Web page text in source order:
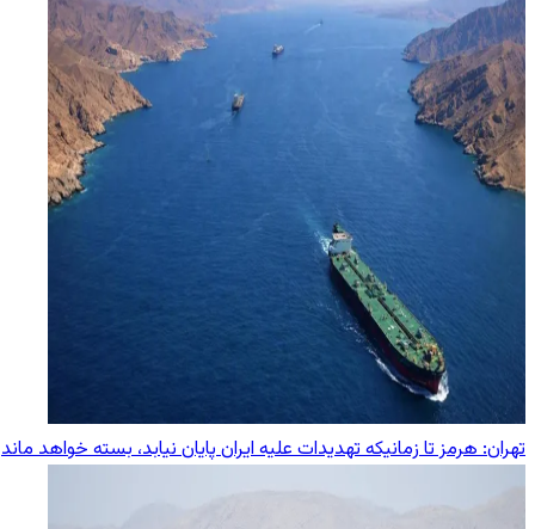
تهران: هرمز تا زمانیکه تهدیدات علیه ایران پایان نیابد، بسته خواهد ماند